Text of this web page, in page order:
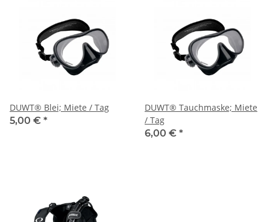
DUWT® Blei; Miete / Tag
5,00 € *
DUWT® Tauchmaske; Miete
/ Tag
6,00 € *